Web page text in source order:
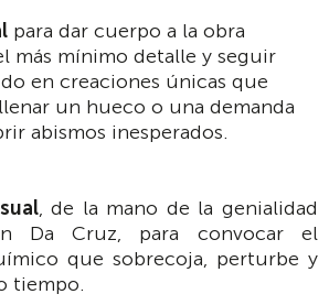
para dar cuerpo a la obra
más mínimo detalle y seguir
en creaciones únicas que
un hueco o una demanda
abismos inesperados.
, de la mano de la genialidad
Da Cruz, para convocar el
que sobrecoja, perturbe y
tiempo.